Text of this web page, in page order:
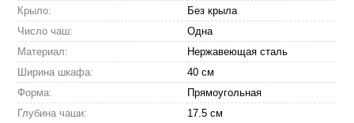
Крыло:
Без крыла
Число чаш:
Одна
Материал:
Нержавеющая сталь
Ширина шкафа:
40 см
Форма:
Прямоугольная
Глубина чаши:
17.5 см